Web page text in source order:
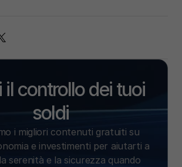
il controllo dei tuoi
soldi
i migliori contenuti gratuiti su
e investimenti per aiutarti a
serenità e la sicurezza quando